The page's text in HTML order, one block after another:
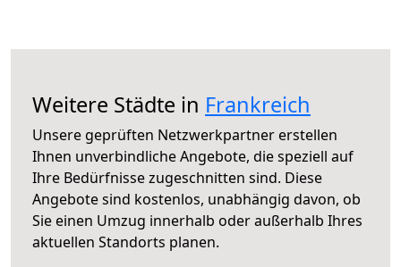
Weitere Städte in Frankreich
Unsere geprüften Netzwerkpartner erstellen
Ihnen unverbindliche Angebote, die speziell auf
Ihre Bedürfnisse zugeschnitten sind. Diese
Angebote sind kostenlos, unabhängig davon, ob
Sie einen Umzug innerhalb oder außerhalb Ihres
aktuellen Standorts planen.